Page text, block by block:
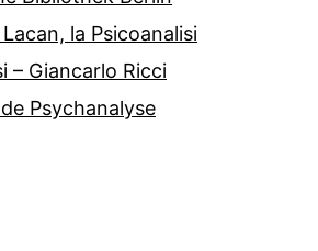
la Psicoanalisi
– Giancarlo Ricci
Psychanalyse